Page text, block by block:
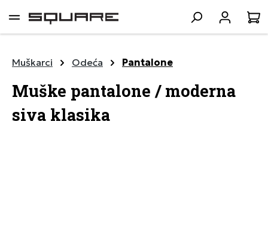
sadržaj
Muškarci Odeća Pantalone
Muške pantalone / moderna
siva klasika